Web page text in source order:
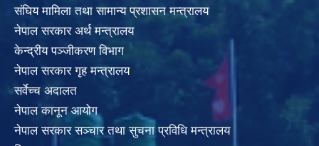
संघिय मामिला तथा सामान्य प्रशासन मन्त्रालय
नेपाल सरकार अर्थ मन्त्रालय
केन्द्रीय पञ्जीकरण विभाग
नेपाल सरकार गृह मन्त्रालय
सर्वेच्च अदालत
नेपाल कानून आयोग
नेपाल सरकार सञ्चार तथा सुचना प्रविधि मन्त्रालय